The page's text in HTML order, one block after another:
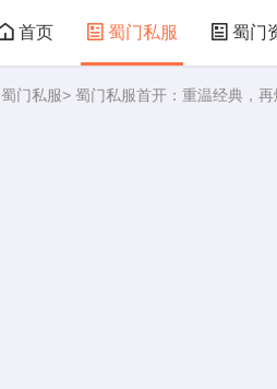
首页 蜀门私服 蜀门
蜀门私服> 蜀门私服首开：重温经典，再